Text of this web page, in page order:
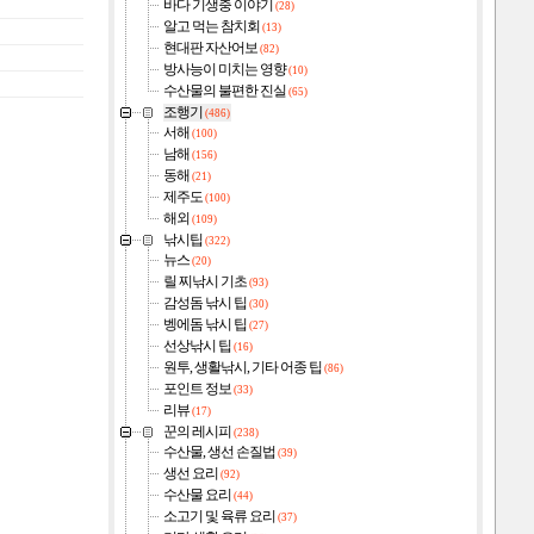
바다 기생충 이야기 (28)
알고 먹는 참치회 (13)
현대판 자산어보 (82)
방사능이 미치는 영향(10)
수산물의 불편한 진실 (65)
조행기 (486)
서해 (100)
남해 (156)
동해 (21)
제주도 (100)
해외 (109)
낚시팁(322)
뉴스 (20)
릴 찌낚시 기초 (93)
감성돔 낚시 팁 (30)
벵에돔 낚시 팁 (27)
선상낚시 팁 (16)
원투, 생활낚시, 기타 어종 팁 (86)
포인트 정보 (33)
리뷰 (17)
꾼의 레시피 (238)
수산물, 생선 손질법 (39)
생선 요리 (92)
수산물 요리 (44)
소고기 및 육류 요리 (37)